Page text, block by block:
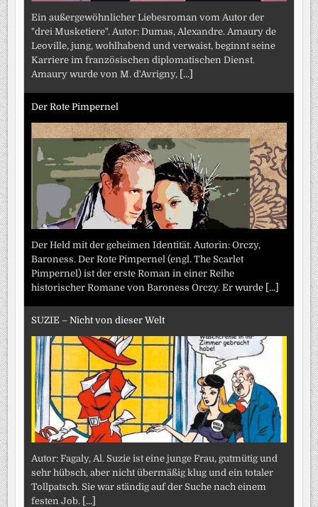
Ein außergewöhnlicher Liebesroman vom Autor der
"drei Musketiere". Autor: Dumas, Alexandre. Amaury de
Leoville, jung, wohlhabend und verwaist, beginnt seine
Karriere im französischen diplomatischen Dienst.
Amaury wurde von M. d'Avrigny, [...]
Der Rote Pimpernel
Der Held mit der geheimen Identität. Autorin: Orczy,
Baroness. Der Rote Pimpernel (engl. The Scarlet
Pimpernel) ist der erste Roman in einer Reihe
historischer Romane von Baroness Orczy. Er wurde [...]
SUZIE – Nicht von dieser Welt
Autor: Fagaly, Al. Suzie ist eine junge Frau, gutmütig und
sehr hübsch, aber nicht übermäßig klug und ein totaler
Tollpatsch. Sie war ständig auf der Suche nach einem
festen Job. [...]